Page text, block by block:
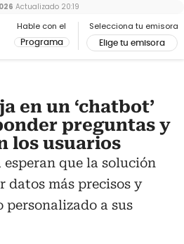
Hable con el
Programa
Selecciona tu emisora
Elige tu emisora
Actualizado 20:19
en un ‘chatbot’
preguntas y
los usuarios
esperan que la solución
datos más precisos y
a sus